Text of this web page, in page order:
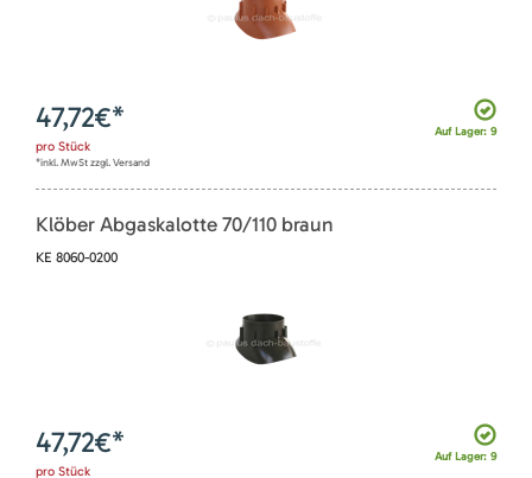
Auf Lager: 9
47,72€*
pro Stück
*inkl. MwSt zzgl. Versand
Klöber Abgaskalotte 70/110 braun
KE 8060-0200
Auf Lager: 9
47,72€*
pro Stück